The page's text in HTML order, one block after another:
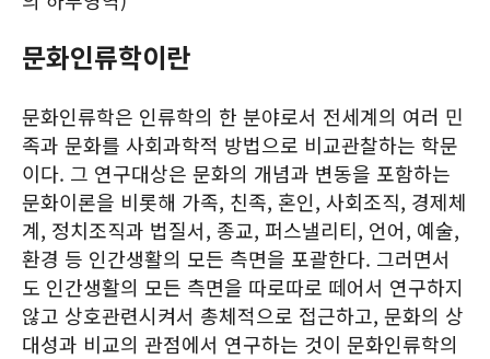
문화인류학이란
문화인류학은 인류학의 한 분야로서 전세계의 여러 민
족과 문화를 사회과학적 방법으로 비교관찰하는 학문
이다. 그 연구대상은 문화의 개념과 변동을 포함하는
문화이론을 비롯해 가족, 친족, 혼인, 사회조직, 경제체
계, 정치조직과 법질서, 종교, 퍼스낼리티, 언어, 예술,
환경 등 인간생활의 모든 측면을 포괄한다. 그러면서
도 인간생활의 모든 측면을 따로따로 떼어서 연구하지
않고 상호관련시켜서 총체적으로 접근하고, 문화의 상
대성과 비교의 관점에서 연구하는 것이 문화인류학의